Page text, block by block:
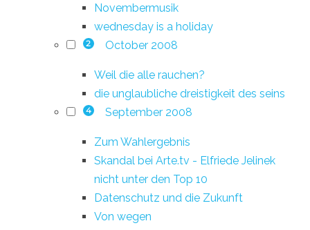
Novembermusik
wednesday is a holiday
2 October 2008
Weil die alle rauchen?
die unglaubliche dreistigkeit des seins
4 September 2008
Zum Wahlergebnis
Skandal bei Arte.tv - Elfriede Jelinek
nicht unter den Top 10
Datenschutz und die Zukunft
Von wegen